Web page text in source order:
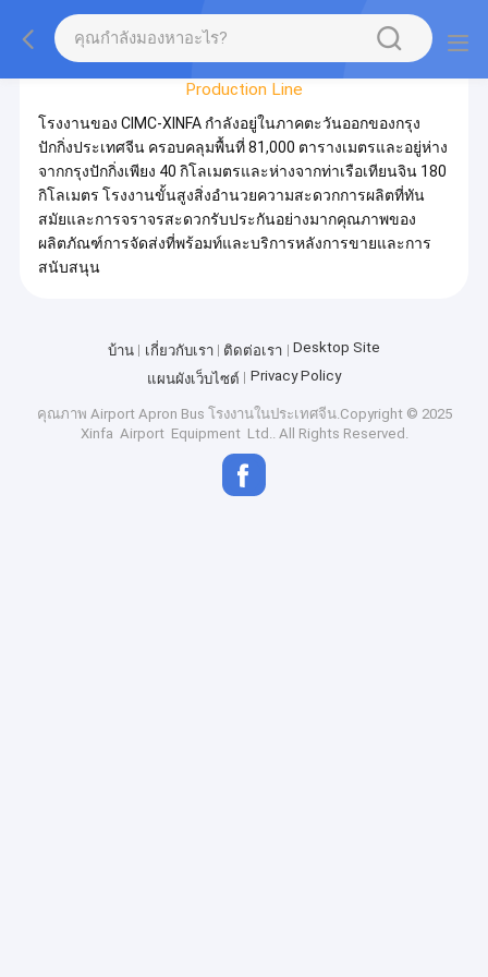
Factory Tour
Production Line
โรงงานของ CIMC-XINFA กำลังอยู่ในภาคตะวันออกของกรุง
ปักกิ่งประเทศจีน ครอบคลุมพื้นที่ 81,000 ตารางเมตรและอยู่ห่าง
จากกรุงปักกิ่งเพียง 40 กิโลเมตรและห่างจากท่าเรือเทียนจิน 180
กิโลเมตร โรงงานขั้นสูงสิ่งอำนวยความสะดวกการผลิตที่ทัน
สมัยและการจราจรสะดวกรับประกันอย่างมากคุณภาพของ
ผลิตภัณฑ์การจัดส่งที่พร้อมท์และบริการหลังการขายและการ
สนับสนุน
บ้าน เกี่ยวกับเรา ติดต่อเรา
Desktop Site
แผนผังเว็บไซต์
Privacy Policy
คุณภาพ Airport Apron Bus โรงงานในประเทศจีน.Copyright © 2025
Xinfa Airport Equipment Ltd.. All Rights Reserved.